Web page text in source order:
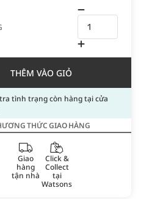
THÊM VÀO GIỎ
tình trạng còn hàng tại cửa
THỨC GIAO HÀNG
Giao
hàng
tận nhà
Click &
Collect
tại
Watsons